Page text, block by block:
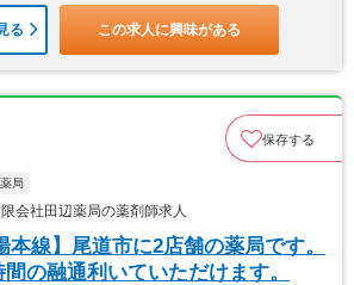
る この求人に興味がある
保存する
局
会社田辺薬局の薬剤師求人
本線】尾道市に2店舗の薬局です。
の融通利いていただけます。